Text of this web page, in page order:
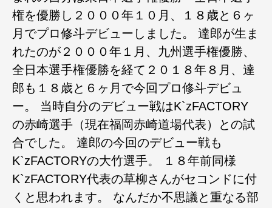
権を優勝し２０００年１０月、１８歳と６ヶ
月でプロ修斗デビューしました。 達郎が生ま
れたのが２０００年１月、九州選手権優勝、
全日本選手権優勝を経て２０１８年８月、達
郎も１８歳と６ヶ月で今回プロ修斗デビュ
ー。 当時自分のデビュー戦はK`zFACTORY
の赤崎選手（現在福岡赤崎道場代表）との試
合でした。 達郎の今回のデビュー戦も
K`zFACTORYの大竹選手。 １８年前同様
K`zFACTORY代表の草柳さんがセコンドに付
くと思われます。 なんだか不思議と重なる部